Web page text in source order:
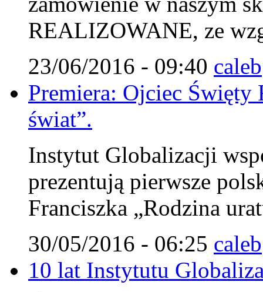
REALIZOWANE, ze
23/06/2016 - 09:40 caleb
Premiera: Ojciec Święty
świat”.
Instytut Globalizacji
prezentują pierwsze
Franciszka „Rodzina
30/05/2016 - 06:25 caleb
10 lat Instytutu